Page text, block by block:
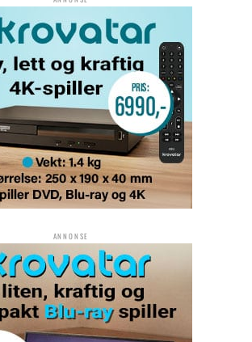
ANNONSE